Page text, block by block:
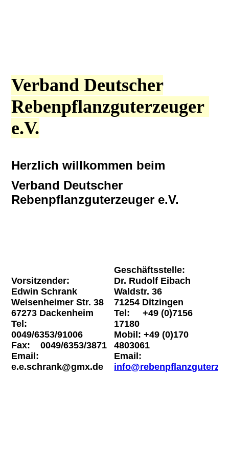
Verband Deutscher
Rebenpflanzguterzeuger
e.V.
Herzlich willkommen beim
Verband Deutscher
Rebenpflanzguterzeuger e.V.
Vorsitzender:
Edwin Schrank
Weisenheimer Str. 38
67273 Dackenheim
Tel:
0049/6353/91006
Fax: 0049/6353/3871
Email:
e.e.schrank@gmx.de
Geschäftsstelle:
Dr. Rudolf Eibach
Waldstr. 36
71254 Ditzingen
Tel: +49 (0)7156
17180
Mobil: +49 (0)170
4803061
Email: